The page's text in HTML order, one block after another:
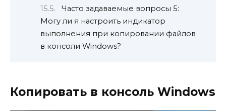
Часто задаваемые вопросы 5:
Могу ли я настроить индикатор
выполнения при копировании файлов
в консоли Windows?
Копировать в консоль Windows